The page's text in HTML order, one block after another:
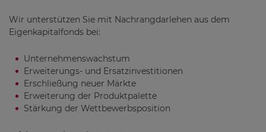
Wir unterstützen Sie mit Nachrangdarlehen aus dem
Eigenkapitalfonds bei:
Unternehmenswachstum
Erweiterungs- und Ersatzinvestitionen
Erschließung neuer Märkte
Erweiterung der Produktpalette
Stärkung der Wettbewerbsposition